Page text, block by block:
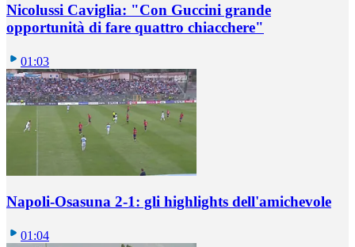
Nicolussi Caviglia: "Con Guccini grande
opportunità di fare quattro chiacchere"
01:03
Napoli-Osasuna 2-1: gli highlights dell'amichevole
01:04